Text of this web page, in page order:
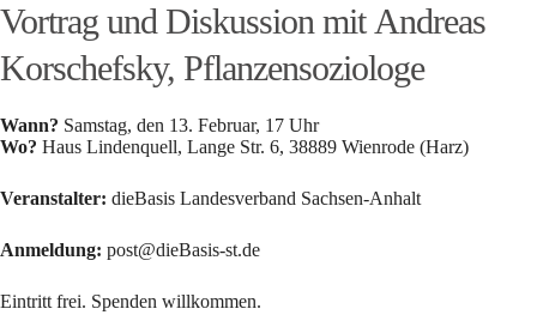
Vortrag und Diskussion mit Andreas
Korschefsky, Pflanzensoziologe
Wann? Samstag, den 13. Februar, 17 Uhr
Wo? Haus Lindenquell, Lange Str. 6, 38889 Wienrode (Harz)
Veranstalter: dieBasis Landesverband Sachsen-Anhalt
Anmeldung: post@dieBasis-st.de
Eintritt frei. Spenden willkommen.